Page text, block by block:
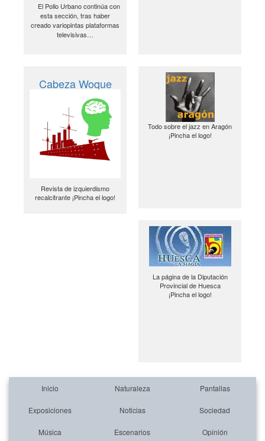
El Pollo Urbano continúa con
esta sección, tras haber
creado variopintas plataformas
televisivas…
Cabeza Woque
Revista de izquierdismo
recalcitrante ¡Pincha el logo!
Todo sobre el jazz en Aragón
¡Pincha el logo!
La página de la Diputación
Provincial de Huesca
¡Pincha el logo!
Inicio Naturaleza Pantallas
Exposiciones Noticias Sociedad
Música Escenarios Opinión